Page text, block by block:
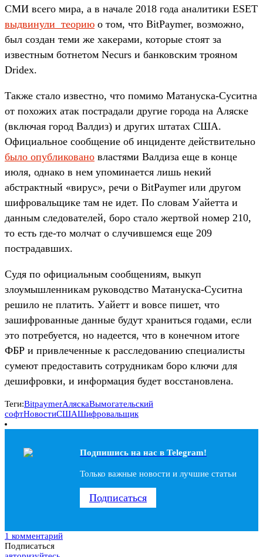
СМИ всего мира, а в начале 2018 года аналитики ESET
выдвинули теорию о том, что BitPaymer, возможно,
был создан теми же хакерами, которые стоят за
известным ботнетом Necurs и банковским трояном
Dridex.
Также стало известно, что помимо Матануска-Суситна
от похожих атак пострадали другие города на Аляске
(включая город Валдиз) и других штатах США.
Официальное сообщение об инциденте действительно
было опубликовано властями Валдиза еще в конце
июля, однако в нем упоминается лишь некий
абстрактный «вирус», речи о BitPaymer или другом
шифровальщике там не идет. По словам Уайетта и
данным следователей, боро стало жертвой номер 210,
то есть где-то молчат о случившемся еще 209
пострадавших.
Судя по официальным сообщениям, выкуп
злоумышленникам руководство Матануска-Суситна
решило не платить. Уайетт и вовсе пишет, что
зашифрованные данные будут храниться годами, если
это потребуется, но надеется, что в конечном итоге
ФБР и привлеченные к расследованию специалисты
сумеют предоставить сотрудникам боро ключи для
дешифровки, и информация будет восстановлена.
Теги:BitpaymerАляскаВымогательский
софтНовостиСШАШифровальщик
Подпишись на наc в Telegram!
Только важные новости и лучшие статьи
Подписаться
1 комментарий
Подписаться